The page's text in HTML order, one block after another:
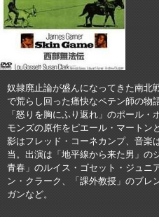
奴隷廃止論が盛んになってきた南北
で荒らし回った痛快なペテン師の物
「怒りを胸にふり返れ」のポール
モンズの原作をピエール・マートン
影はフレッド・コーネカンプ、音楽
当。出演は「地平線から来た男」の
青春」のルイス・ゴセット・ジュニ
ン・クラーク、「課外教授」のブレ
ガンなど。